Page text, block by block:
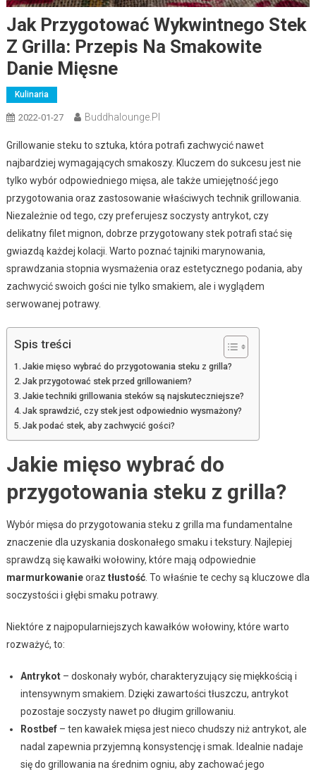
Jak Przygotować Wykwintnego Stek
Z Grilla: Przepis Na Smakowite
Danie Mięsne
Kulinaria
2022-01-27 Buddhalounge.pl
Grillowanie steku to sztuka, która potrafi zachwycić nawet
najbardziej wymagających smakoszy. Kluczem do sukcesu jest nie
tylko wybór odpowiedniego mięsa, ale także umiejętność jego
przygotowania oraz zastosowanie właściwych technik grillowania.
Niezależnie od tego, czy preferujesz soczysty antrykot, czy
delikatny filet mignon, dobrze przygotowany stek potrafi stać się
gwiazdą każdej kolacji. Warto poznać tajniki marynowania,
sprawdzania stopnia wysmażenia oraz estetycznego podania, aby
zachwycić swoich gości nie tylko smakiem, ale i wyglądem
serwowanej potrawy.
Spis treści
Jakie mięso wybrać do przygotowania steku z grilla?
Jak przygotować stek przed grillowaniem?
Jakie techniki grillowania steków są najskuteczniejsze?
Jak sprawdzić, czy stek jest odpowiednio wysmażony?
Jak podać stek, aby zachwycić gości?
Jakie mięso wybrać do
przygotowania steku z grilla?
Wybór mięsa do przygotowania steku z grilla ma fundamentalne
znaczenie dla uzyskania doskonałego smaku i tekstury. Najlepiej
sprawdzą się kawałki wołowiny, które mają odpowiednie
marmurkowanieoraz tłustość. To właśnie te cechy są kluczowe dla
soczystości i głębi smaku potrawy.
Niektóre z najpopularniejszych kawałków wołowiny, które warto
rozważyć, to:
Antrykot– doskonały wybór, charakteryzujący się miękkością i
intensywnym smakiem. Dzięki zawartości tłuszczu, antrykot
pozostaje soczysty nawet po długim grillowaniu.
Rostbef– ten kawałek mięsa jest nieco chudszy niż antrykot, ale
nadal zapewnia przyjemną konsystencję i smak. Idealnie nadaje
się do grillowania na średnim ogniu, aby zachować jego